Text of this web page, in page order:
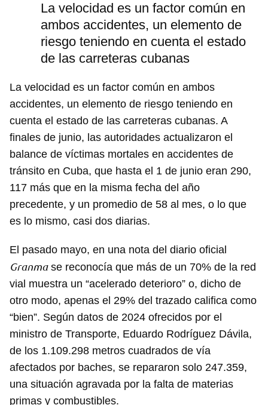
Guardar como favorito
Para poder guardar como favorito, primero has de
iniciar sesión con tu cuenta de 14ymedio.
La velocidad es un factor común en
ambos accidentes, un elemento de
riesgo teniendo en cuenta el estado
de las carreteras cubanas
La velocidad es un factor común en ambos
accidentes, un elemento de riesgo teniendo en
cuenta el estado de las carreteras cubanas. A
finales de junio, las autoridades actualizaron el
balance de víctimas mortales en accidentes de
tránsito en Cuba, que hasta el 1 de junio eran 290,
117 más que en la misma fecha del año
precedente, y un promedio de 58 al mes, o lo que
es lo mismo, casi dos diarias.
El pasado mayo, en una nota del diario oficial
Granmase reconocía que más de un 70% de la red
vial muestra un “acelerado deterioro” o, dicho de
otro modo, apenas el 29% del trazado califica como
“bien”. Según datos de 2024 ofrecidos por el
ministro de Transporte, Eduardo Rodríguez Dávila,
de los 1.109.298 metros cuadrados de vía
afectados por baches, se repararon solo 247.359,
una situación agravada por la falta de materias
primas y combustibles.